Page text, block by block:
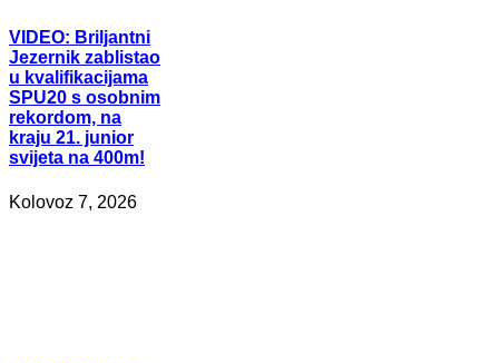
VIDEO: Briljantni
Jezernik zablistao
u kvalifikacijama
SPU20 s osobnim
rekordom, na
kraju 21. junior
svijeta na 400m!
Kolovoz 7, 2026